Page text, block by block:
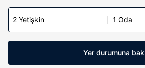
2 Yetişkin 1 Oda
Yer durumuna bak